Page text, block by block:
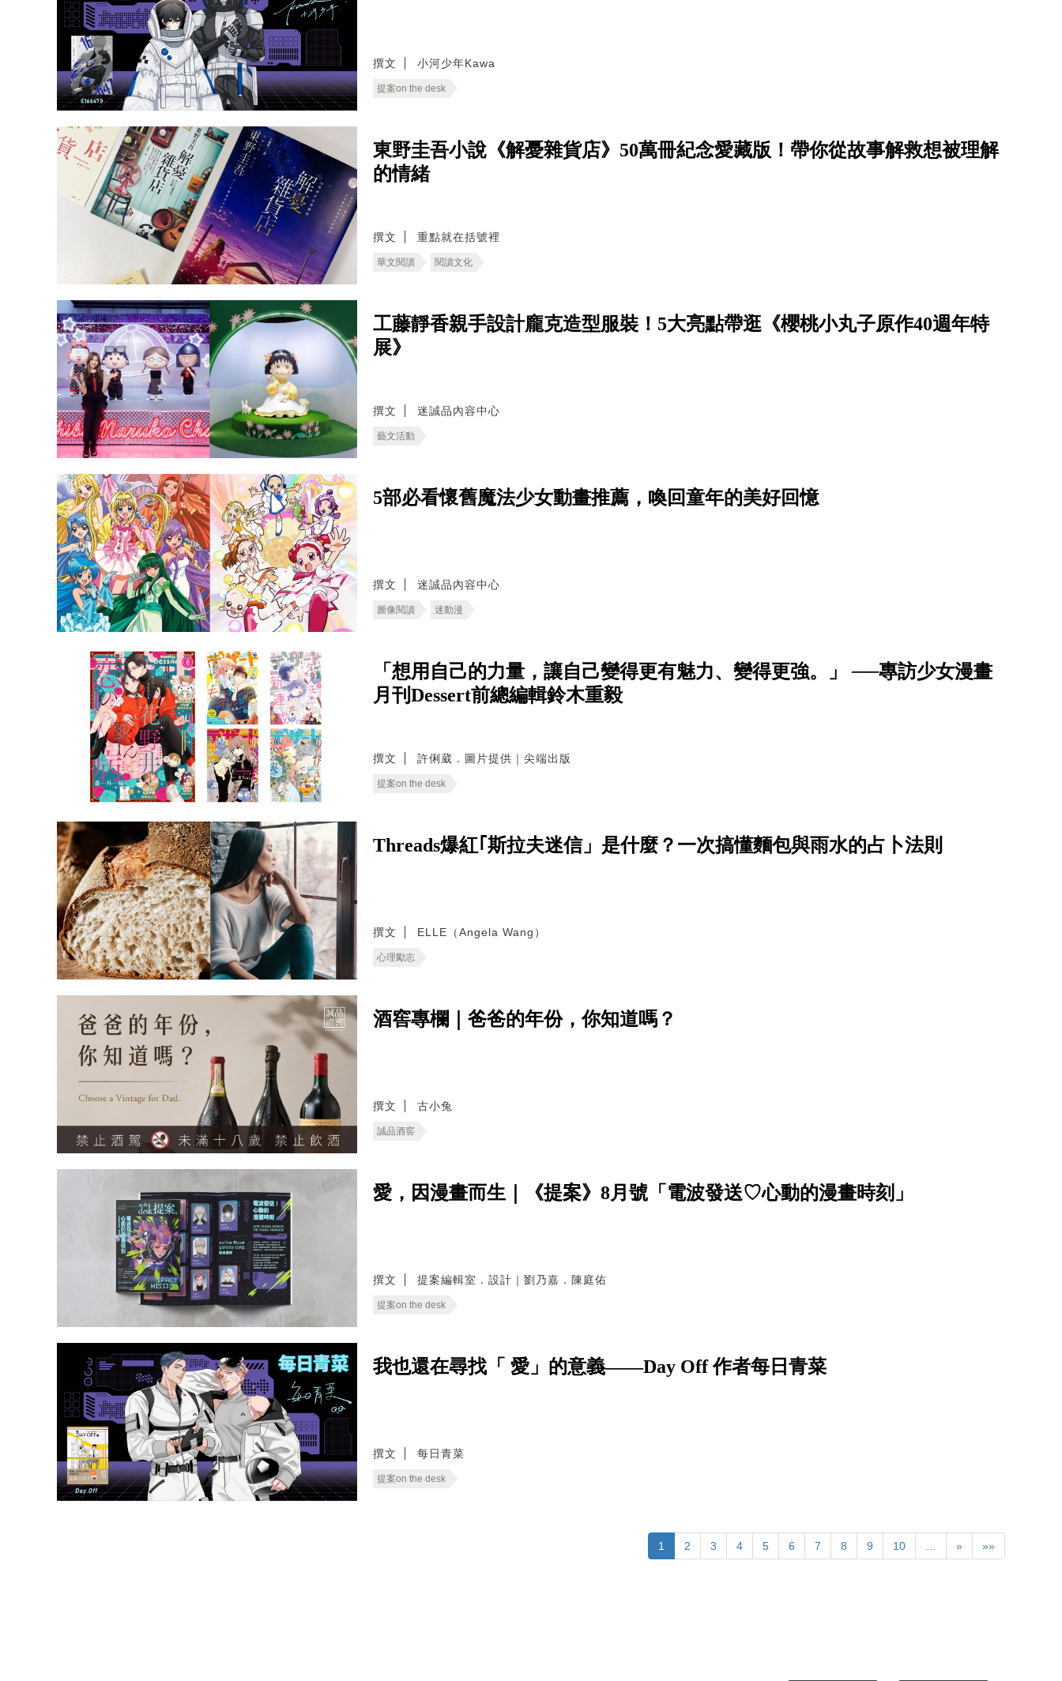
撰文 小河少年Kawa
提案on the desk
東野圭吾小說《解憂雜貨店》50萬冊紀念愛藏版！帶你從故事解救想被理解
的情緒
撰文 重點就在括號裡
華文閱讀 閱讀文化
工藤靜香親手設計龐克造型服裝！5大亮點帶逛《櫻桃小丸子原作40週年特
展》
撰文 迷誠品內容中心
藝文活動
5部必看懷舊魔法少女動畫推薦，喚回童年的美好回憶
撰文 迷誠品內容中心
圖像閱讀 迷動漫
「想用自己的力量，讓自己變得更有魅力、變得更強。」 ──專訪少女漫畫
月刊Dessert前總編輯鈴木重毅
撰文 許俐葳．圖片提供｜尖端出版
提案on the desk
Threads爆紅｢斯拉夫迷信」是什麼？一次搞懂麵包與雨水的占卜法則
撰文 ELLE（Angela Wang）
心理勵志
酒窖專欄｜爸爸的年份，你知道嗎？
撰文 古小兔
誠品酒窖
愛，因漫畫而生｜《提案》8月號「電波發送♡心動的漫畫時刻」
撰文 提案編輯室．設計｜劉乃嘉．陳庭佑
提案on the desk
我也還在尋找「 愛」的意義——Day Off 作者每日青菜
撰文 每日青菜
提案on the desk
1 2 3 4 5 6 7 8 9 10 … » »»